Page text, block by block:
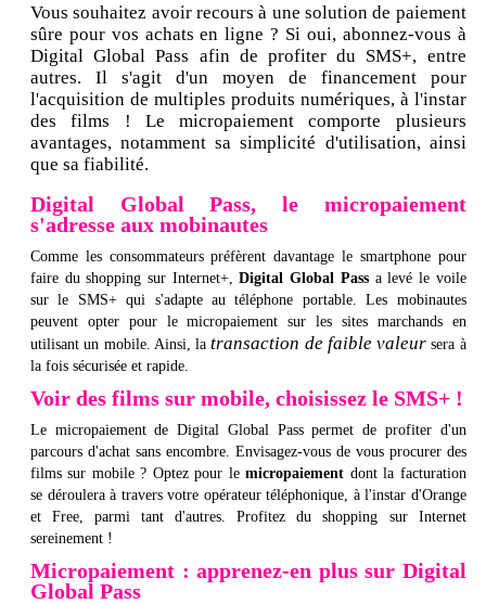
Vous souhaitez avoir recours à une solution de paiement
sûre pour vos achats en ligne ? Si oui, abonnez-vous à
Digital Global Pass afin de profiter du SMS+, entre
autres. Il s'agit d'un moyen de financement pour
l'acquisition de multiples produits numériques, à l'instar
des films ! Le micropaiement comporte plusieurs
avantages, notamment sa simplicité d'utilisation, ainsi
que sa fiabilité.
Digital Global Pass, le micropaiement
s'adresse aux mobinautes
Comme les consommateurs préfèrent davantage le smartphone pour
faire du shopping sur Internet+,Digital Global Passa levé le voile
sur le SMS+ qui s'adapte au téléphone portable. Les mobinautes
peuvent opter pour le micropaiement sur les sites marchands en
utilisant un mobile. Ainsi, latransaction de faible valeur sera à
la fois sécurisée et rapide.
Voir des films sur mobile, choisissez le SMS+ !
Le micropaiement de Digital Global Pass permet de profiter d'un
parcours d'achat sans encombre. Envisagez-vous de vous procurer des
films sur mobile ? Optez pour lemicropaiement dont la facturation
se déroulera à travers votre opérateur téléphonique, à l'instar d'Orange
et Free, parmi tant d'autres. Profitez du shopping sur Internet
sereinement !
Micropaiement : apprenez-en plus sur Digital
Global Pass